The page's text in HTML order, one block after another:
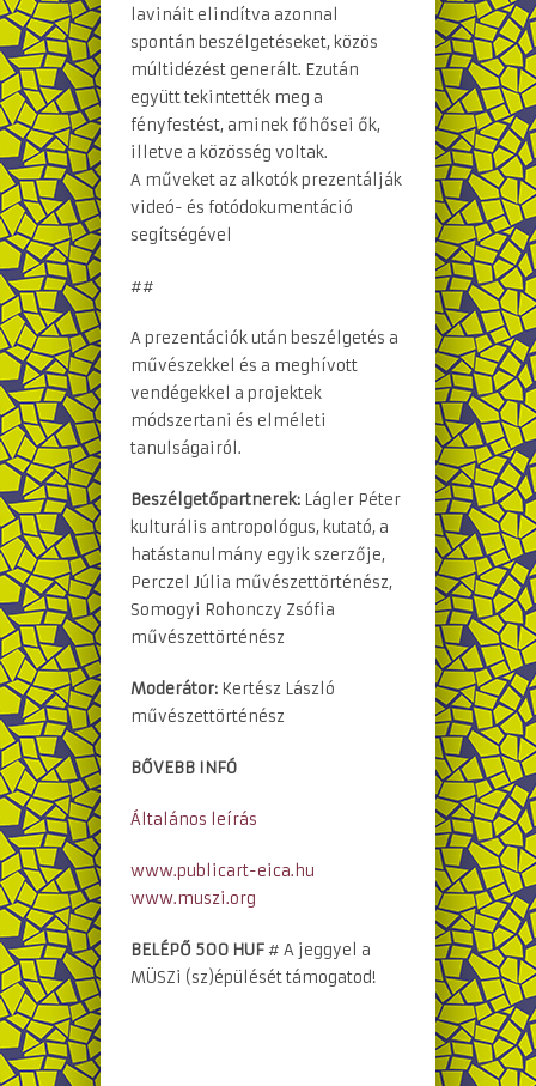
lavináit elindítva azonnal
spontán beszélgetéseket, közös
múltidézést generált. Ezután
együtt tekintették meg a
fényfestést, aminek főhősei ők,
illetve a közösség voltak.
A műveket az alkotók prezentálják
videó- és fotódokumentáció
segítségével
##
A prezentációk után beszélgetés a
művészekkel és a meghívott
vendégekkel a projektek
módszertani és elméleti
tanulságairól.
Beszélgetőpartnerek: Lágler Péter
kulturális antropológus, kutató, a
hatástanulmány egyik szerzője,
Perczel Júlia művészettörténész,
Somogyi Rohonczy Zsófia
művészettörténész
Moderátor: Kertész László
művészettörténész
BŐVEBB INFÓ
Általános leírás
www.publicart-eica.hu
www.muszi.org
BELÉPŐ 500 HUF# A jeggyel a
MÜSZi (sz)épülését támogatod!